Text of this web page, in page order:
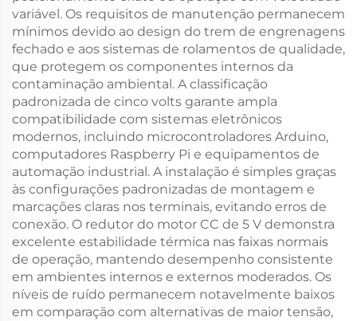
variável. Os requisitos de manutenção permanecem
mínimos devido ao design do trem de engrenagens
fechado e aos sistemas de rolamentos de qualidade,
que protegem os componentes internos da
contaminação ambiental. A classificação
padronizada de cinco volts garante ampla
compatibilidade com sistemas eletrônicos
modernos, incluindo microcontroladores Arduino,
computadores Raspberry Pi e equipamentos de
automação industrial. A instalação é simples graças
às configurações padronizadas de montagem e
marcações claras nos terminais, evitando erros de
conexão. O redutor do motor CC de 5 V demonstra
excelente estabilidade térmica nas faixas normais
de operação, mantendo desempenho consistente
em ambientes internos e externos moderados. Os
níveis de ruído permanecem notavelmente baixos
em comparação com alternativas de maior tensão,